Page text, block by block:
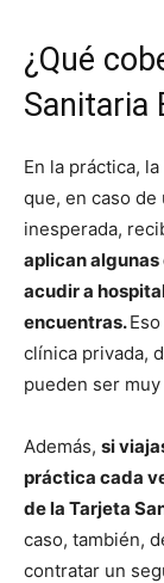
¿Qué
Sanitaria
En la práctica,
que, en caso
inesperada,
aplican algunas
acudir a
encuentras.
clínica privada,
pueden ser
Además, si
práctica cada
de la Tarjeta
caso, también,
contratar un